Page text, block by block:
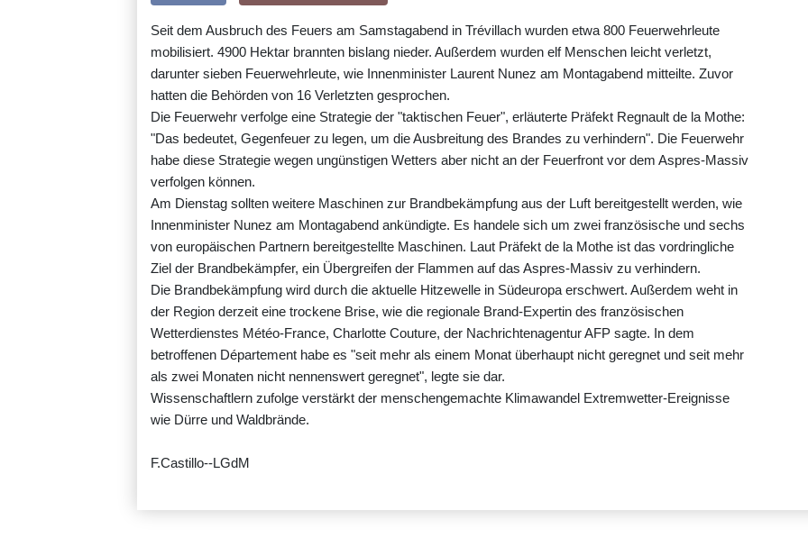
Seit dem Ausbruch des Feuers am Samstagabend in Trévillach wurden etwa 800 Feuerwehrleute
mobilisiert. 4900 Hektar brannten bislang nieder. Außerdem wurden elf Menschen leicht verletzt,
darunter sieben Feuerwehrleute, wie Innenminister Laurent Nunez am Montagabend mitteilte. Zuvor
hatten die Behörden von 16 Verletzten gesprochen.
Die Feuerwehr verfolge eine Strategie der "taktischen Feuer", erläuterte Präfekt Regnault de la Mothe:
"Das bedeutet, Gegenfeuer zu legen, um die Ausbreitung des Brandes zu verhindern". Die Feuerwehr
habe diese Strategie wegen ungünstigen Wetters aber nicht an der Feuerfront vor dem Aspres-Massiv
verfolgen können.
Am Dienstag sollten weitere Maschinen zur Brandbekämpfung aus der Luft bereitgestellt werden, wie
Innenminister Nunez am Montagabend ankündigte. Es handele sich um zwei französische und sechs
von europäischen Partnern bereitgestellte Maschinen. Laut Präfekt de la Mothe ist das vordringliche
Ziel der Brandbekämpfer, ein Übergreifen der Flammen auf das Aspres-Massiv zu verhindern.
Die Brandbekämpfung wird durch die aktuelle Hitzewelle in Südeuropa erschwert. Außerdem weht in
der Region derzeit eine trockene Brise, wie die regionale Brand-Expertin des französischen
Wetterdienstes Météo-France, Charlotte Couture, der Nachrichtenagentur AFP sagte. In dem
betroffenen Département habe es "seit mehr als einem Monat überhaupt nicht geregnet und seit mehr
als zwei Monaten nicht nennenswert geregnet", legte sie dar.
Wissenschaftlern zufolge verstärkt der menschengemachte Klimawandel Extremwetter-Ereignisse
wie Dürre und Waldbrände.
F.Castillo--LGdM